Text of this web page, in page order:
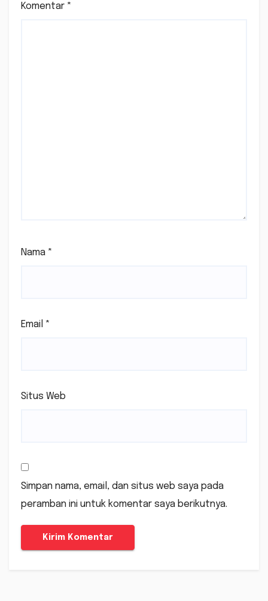
Komentar *
Nama *
Email *
Situs Web
Simpan nama, email, dan situs web saya pada
peramban ini untuk komentar saya berikutnya.